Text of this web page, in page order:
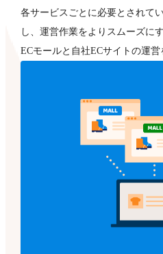
各サービスごとに必要とされて
し、運営作業をよりスムーズに
ECモールと自社ECサイトの運